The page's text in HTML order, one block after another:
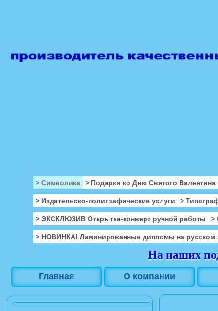
> Символика > Подарки ко Дню Святого Валентина
> Издательско-полиграфические услуги >
> ЭКСКЛЮЗИВ Открытка-конверт ручной работы >
> НОВИНКА! Ламинированные дипломы на русском
На наших
Главная О компании